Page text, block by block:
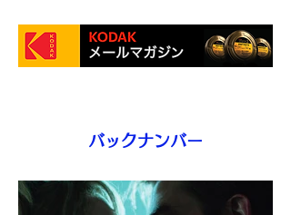
バックナンバー